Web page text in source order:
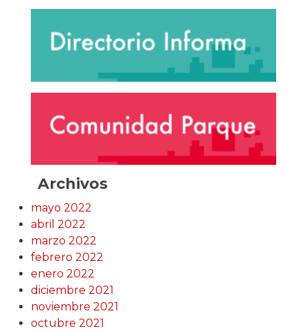
Archivos
mayo 2022
abril 2022
marzo 2022
febrero 2022
enero 2022
diciembre 2021
noviembre 2021
octubre 2021